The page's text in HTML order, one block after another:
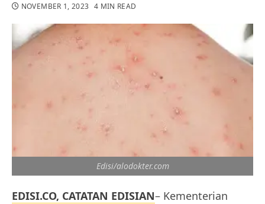
NOVEMBER 1, 2023 4 MIN READ
Edisi/alodokter.com
EDISI.CO, CATATAN EDISIAN– Kementerian